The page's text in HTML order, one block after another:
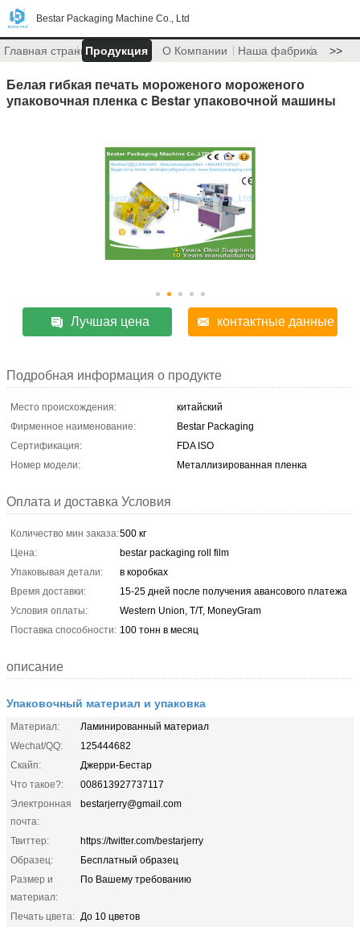
Bestar Packaging Machine Co., Ltd
Главная страницаПродукция О Компании Наша фабрика >>
Белая гибкая печать мороженого мороженого
упаковочная пленка с Bestar упаковочной машины
Лучшая цена контактные данные
Подробная информация о продукте
Место происхождения:
китайский
Фирменное наименование:
Bestar Packaging
Сертификация:
FDA ISO
Номер модели:
Металлизированная пленка
Оплата и доставка Условия
Количество мин заказа:500 кг
Цена:
bestar packaging roll film
Упаковывая детали:
в коробках
Время доставки:
15-25 дней после получения авансового платежа
Условия оплаты:
Western Union, T/T, MoneyGram
Поставка способности: 100 тонн в месяц
описание
Упаковочный материал и упаковка
Материал:
Ламинированный материал
Wechat/QQ:
125444682
Скайп:
Джерри-Бестар
Что такое?:
008613927737117
Электронная
почта:
bestarjerry@gmail.com
Твиттер:
https://twitter.com/bestarjerry
Образец:
Бесплатный образец
Размер и
материал:
По Вашему требованию
Печать цвета: До 10 цветов